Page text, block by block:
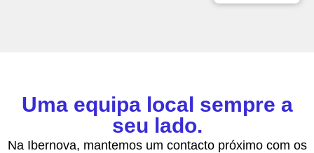
Uma equipa local sempre a
seu lado.
Na Ibernova, mantemos um contacto próximo com os